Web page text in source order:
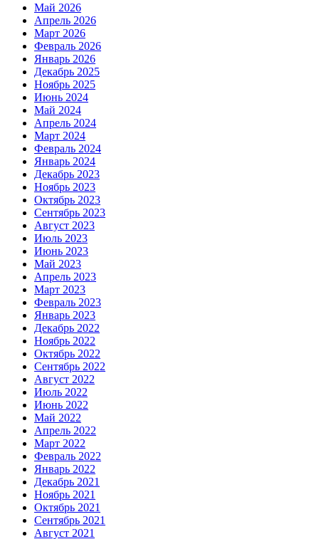
Май 2026
Апрель 2026
Март 2026
Февраль 2026
Январь 2026
Декабрь 2025
Ноябрь 2025
Июнь 2024
Май 2024
Апрель 2024
Март 2024
Февраль 2024
Январь 2024
Декабрь 2023
Ноябрь 2023
Октябрь 2023
Сентябрь 2023
Август 2023
Июль 2023
Июнь 2023
Май 2023
Апрель 2023
Март 2023
Февраль 2023
Январь 2023
Декабрь 2022
Ноябрь 2022
Октябрь 2022
Сентябрь 2022
Август 2022
Июль 2022
Июнь 2022
Май 2022
Апрель 2022
Март 2022
Февраль 2022
Январь 2022
Декабрь 2021
Ноябрь 2021
Октябрь 2021
Сентябрь 2021
Август 2021